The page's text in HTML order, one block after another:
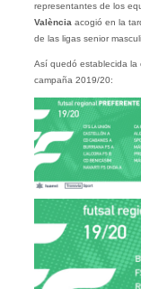
representantes de los
València acogió en la
de las ligas senior
Así quedó establecida la
campaña 2019/20: